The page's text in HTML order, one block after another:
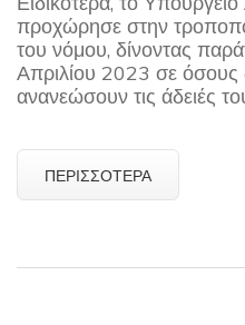
προχώρησε στην
του νόμου, δίνοντας
Απριλίου 2023 σε όσους
ανανεώσουν τις άδειές
ΠΕΡΙΣΣΌΤΕΡΑ